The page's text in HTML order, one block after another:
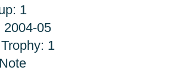
1
2004-05
1